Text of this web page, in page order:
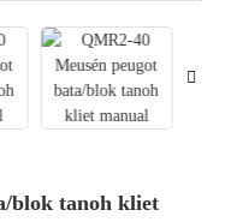
blok tanoh kliet